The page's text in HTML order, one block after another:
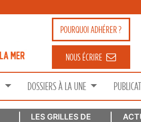
POURQUOIADHÉRER ?
NOUS ÉCRIRE
DOSSIERS À LA UNE
LES GRILLES DE